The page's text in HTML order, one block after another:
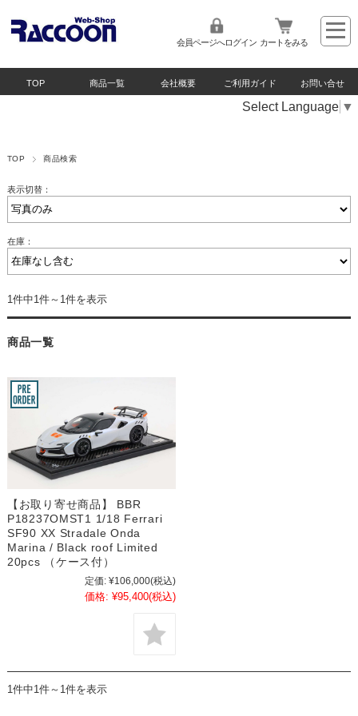
会員ページへログイン カートをみる
TOP 商品一覧 会社概要 ご利用ガイド お問い合せ
Select Language ▼
TOP 商品検索
表示切替：
在庫：
1件中1件～1件を表示
商品一覧
【お取り寄せ商品】 BBR
P18237OMST1 1/18 Ferrari
SF90 XX Stradale Onda
Marina / Black roof Limited
20pcs （ケース付）
定価: ¥106,000(税込)
価格: ¥95,400(税込)
1件中1件～1件を表示